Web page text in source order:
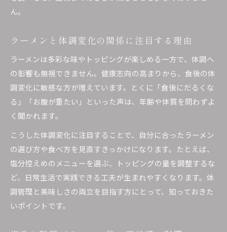
ん。
ラーメンと体調変化の関係に注目する理由
ラーメンは多彩な味やトッピングが楽しめる一方で、体調へ
の影響も無視できません。健康志向の高まりから、食後の体
調変化に敏感な方が増えています。とくに「食後にだるくな
る」「お腹が重たい」といった声は、年齢や体質を問わずよ
く聞かれます。
こうした体調変化に注目することで、自分に合ったラーメン
の選び方や食べ方を見直すきっかけになります。たとえば、
塩分控えめのメニューを選ぶ、トッピングの量を調整するな
ど、日常生活で実践できる工夫が生まれやすくなります。体
調管理と美味しさの両立を目指す方にとって、知っておきた
いポイントです。